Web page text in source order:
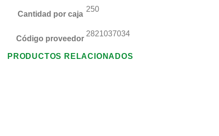
Cantidad por caja
250
Código proveedor
2821037034
PRODUCTOS RELACIONADOS